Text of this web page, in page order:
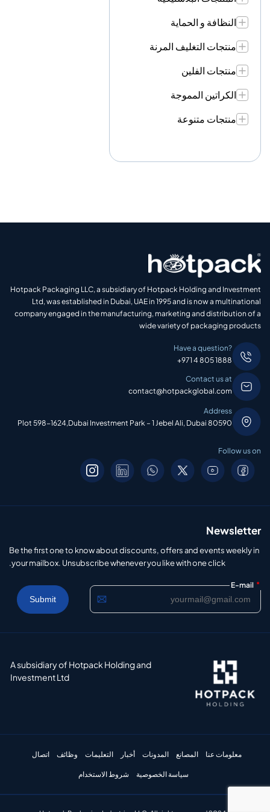
النظافة و الحماية
منتجات التغليف المرنة
منتجات الفلين
الكراتين المموجة
منتجات متنوعة
Hotpack Packaging LLC, a subsidiary of Hotpack Holding and Investment
Ltd, was established in Dubai, UAE in 1995 and is now a multinational
company engaged in the manufacturing, marketing and distribution of a
wide variety of packaging products
Have a question?
+971 4 805 1888
Contact us at
contact@hotpackglobal.com
Address
Plot 598-1624,Dubai Investment Park – 1 Jebel Ali, Dubai 80590
Follow us on
Newsletter
Be the first one to know about discounts, offers and events weekly in
your mailbox. Unsubscribe whenever you like with one click.
E-mail *
A subsidiary of Hotpack Holding and
Investment Ltd
معلومات عنا المصانع المدونات أخبار التعليمات وظائف اتصال
سياسة الخصوصية شروط الاستخدام